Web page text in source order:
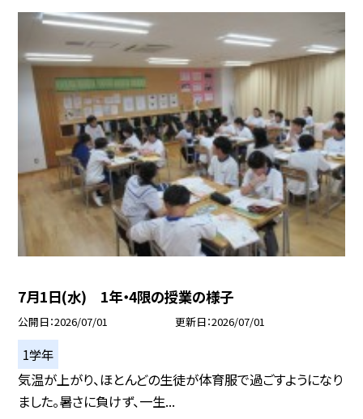
7月1日(水) 1年・4限の授業の様子
公開日 2026/07/01 更新日 2026/07/01
1学年
気温が上がり、ほとんどの生徒が体育服で過ごすようになり
ました。暑さに負けず、一生...